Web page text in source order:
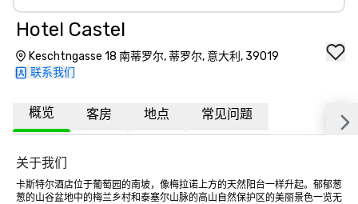
Hotel Castel
Keschtngasse 18 南蒂罗尔, 蒂罗尔, 意大利, 39019
联系我们
概览 客房 地点 常见问题
关于我们
卡斯特尔酒店位于葡萄园的南坡，像梅拉诺上方的天然阳台一样升起。郁郁葱
葱的山谷盆地中的梅兰乡村和泰塞尔山脉的高山自然保护区的美丽景色一览无